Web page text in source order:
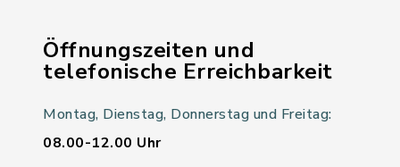
Öffnungszeiten und
telefonische Erreichbarkeit
Montag, Dienstag, Donnerstag und Freitag:
08.00-12.00 Uhr